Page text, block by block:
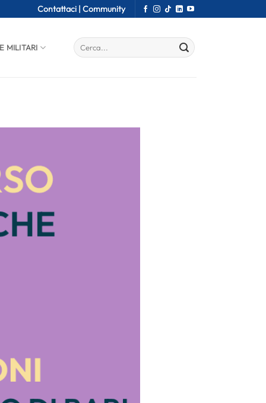
Contattaci | Community
MILITARI